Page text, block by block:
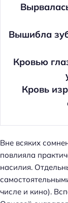
Вышибла
Кровью
Кровь
Вне всяких
повлияла
насилия.
числе и кино).